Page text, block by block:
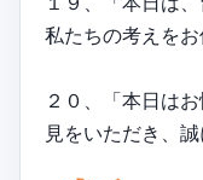
私たちの考えをお
２０、「本日はお
見をいただき、